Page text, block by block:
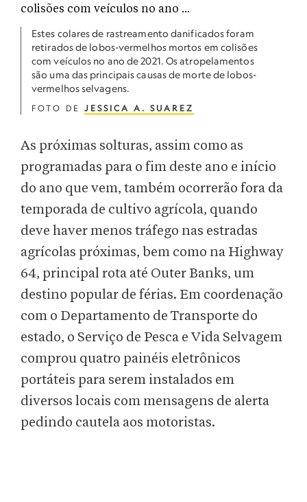
Estes colares de rastreamento danificados foram
retirados de lobos-vermelhos mortos em colisões
com veículos no ano de 2021. Os atropelamentos
são uma das principais causas de morte de lobos-
vermelhos selvagens.
FOTO DE JESSICA A. SUAREZ
As próximas solturas, assim como as
programadas para o fim deste ano e início
do ano que vem, também ocorrerão fora da
temporada de cultivo agrícola, quando
deve haver menos tráfego nas estradas
agrícolas próximas, bem como na Highway
64, principal rota até Outer Banks, um
destino popular de férias. Em coordenação
com o Departamento de Transporte do
estado, o Serviço de Pesca e Vida Selvagem
comprou quatro painéis eletrônicos
portáteis para serem instalados em
diversos locais com mensagens de alerta
pedindo cautela aos motoristas.